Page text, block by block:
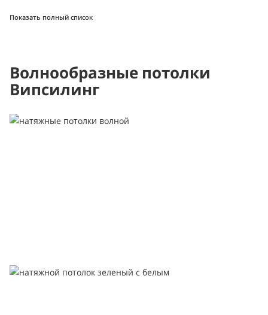
Показать полный список
Волнообразные потолки
Випсилинг